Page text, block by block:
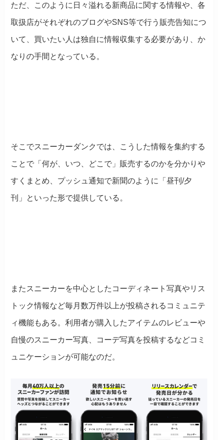
ただ、このように日々溢れる新商品に関する情報や、各
取扱店がそれぞれのブログやSNS等で行う販売告知につ
いて、買いたい人は独自に情報収集する必要があり、か
なりの手間となっている。
そこでスニーカーダンクでは、こうした情報を集約する
ことで「何が、いつ、どこで」販売するのかを分かりや
すくまとめ、プッシュ通知で新聞のように「昼刊/夕
刊」といった形で提供している。
またスニーカーを中心としたコーディネート写真やリス
トック情報など毎月数万件以上が投稿されるコミュニテ
ィ機能もある。利用者が購入したアイテムのレビューや
自慢のスニーカー写真、コーデ写真を投稿するなどコミ
ュニケーションが可能なのだ。